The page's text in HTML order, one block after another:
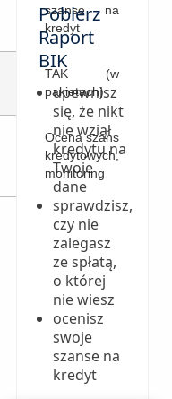
szanse na
kredyt
TAK (w
pakietach)
Ocena szans
kredytowych,
monitoring
Pobierz
Raport
BIK
upewnisz
się, że nikt
nie wziął
kredytu na
Twoje
dane
sprawdzisz,
czy nie
zalegasz
ze spłatą,
o której
nie wiesz
ocenisz
swoje
szanse na
kredyt